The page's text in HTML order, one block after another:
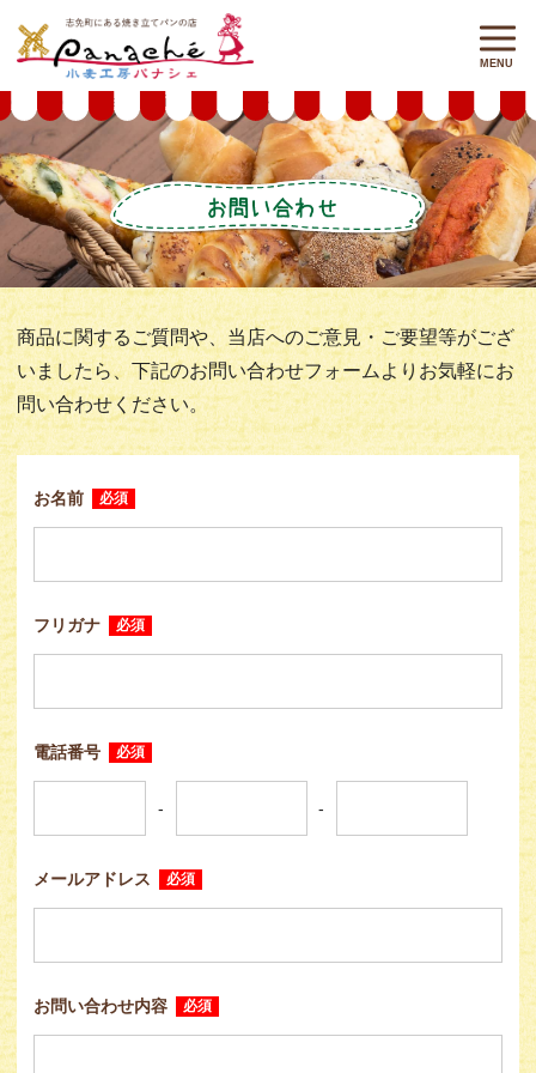
.rc-anchor-invisible{ display: none; }
商品に関するご質問や、当店へのご意見・ご要望等がござ
いましたら、下記のお問い合わせフォームよりお気軽にお
問い合わせください。
お名前 必須
フリガナ 必須
電話番号 必須
- -
メールアドレス 必須
お問い合わせ内容 必須